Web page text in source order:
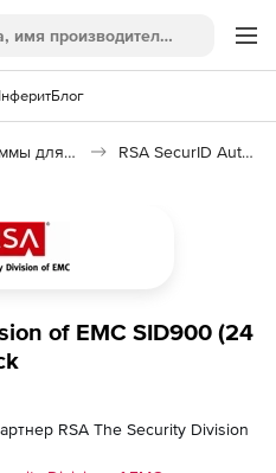
Блог
Программы для защиты информации RSA SecurID Authenticator
of EMC SID900 (24
RSA The Security Division